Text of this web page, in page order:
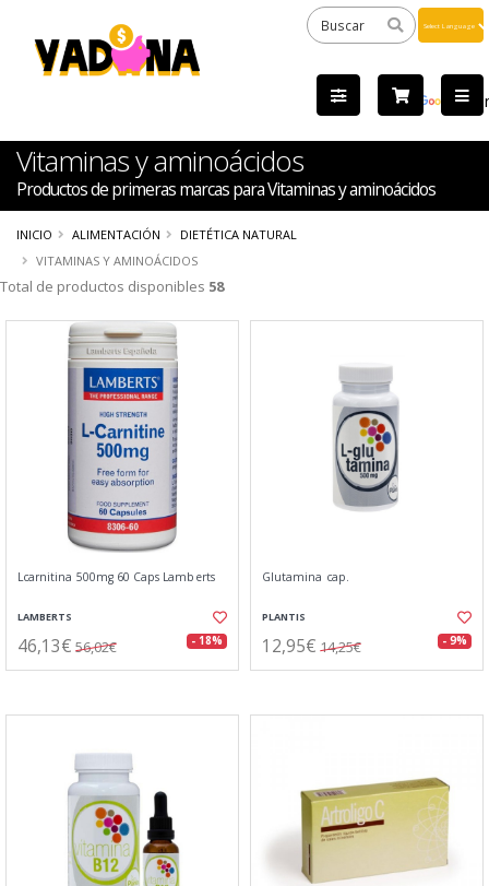
by
Vitaminas y aminoácidos
Productos de primeras marcas para Vitaminas y aminoácidos
INICIO ALIMENTACIÓN
DIETÉTICA NATURAL
VITAMINAS Y AMINOÁCIDOS
Total de productos disponibles 58
Lcarnitina 500mg 60 Caps Lamberts
LAMBERTS
46,13€ 56,02€ - 18%
Glutamina cap.
PLANTIS
12,95€ 14,25€ - 9%